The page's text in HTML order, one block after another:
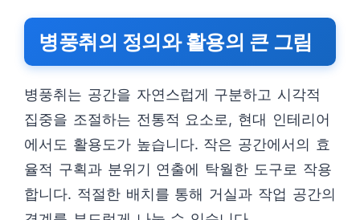
병풍취의 정의와 활용의 큰 그림
병풍취는 공간을 자연스럽게 구분하고 시각적
집중을 조절하는 전통적 요소로, 현대 인테리어
에서도 활용도가 높습니다. 작은 공간에서의 효
율적 구획과 분위기 연출에 탁월한 도구로 작용
합니다. 적절한 배치를 통해 거실과 작업 공간의